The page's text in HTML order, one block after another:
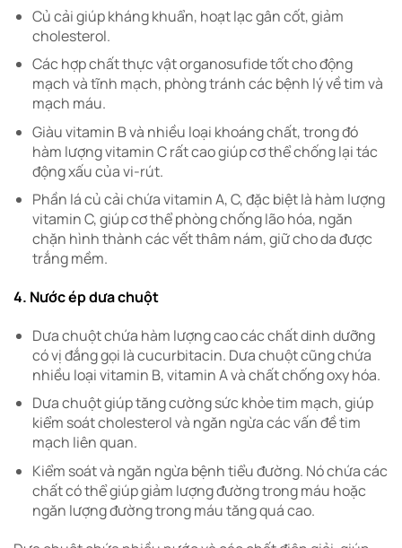
Củ cải giúp kháng khuẩn, hoạt lạc gân cốt, giảm
cholesterol.
Các hợp chất thực vật organosufide tốt cho động
mạch và tĩnh mạch, phòng tránh các bệnh lý về tim và
mạch máu.
Giàu vitamin B và nhiều loại khoáng chất, trong đó
hàm lượng vitamin C rất cao giúp cơ thể chống lại tác
động xấu của vi-rút.
Phần lá củ cải chứa vitamin A, C, đặc biệt là hàm lượng
vitamin C, giúp cơ thể phòng chống lão hóa, ngăn
chặn hình thành các vết thâm nám, giữ cho da được
trắng mềm.
4. Nước ép dưa chuột
Dưa chuột chứa hàm lượng cao các chất dinh dưỡng
có vị đắng gọi là cucurbitacin. Dưa chuột cũng chứa
nhiều loại vitamin B, vitamin A và chất chống oxy hóa.
Dưa chuột giúp tăng cường sức khỏe tim mạch, giúp
kiểm soát cholesterol và ngăn ngừa các vấn đề tim
mạch liên quan.
Kiểm soát và ngăn ngừa bệnh tiểu đường. Nó chứa các
chất có thể giúp giảm lượng đường trong máu hoặc
ngăn lượng đường trong máu tăng quá cao.